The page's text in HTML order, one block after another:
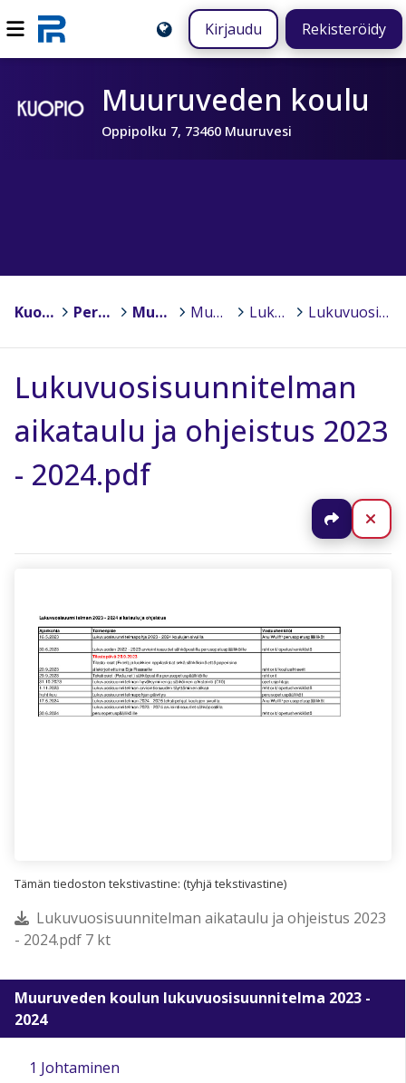
Kirjaudu Rekisteröidy
Muuruveden koulu
Oppipolku 7, 73460 Muuruvesi
Kuopio Peruskoulut Muuruveden koulu > Muuruveden koulun lukuvuosisuunnitelma 2023 - 2024 > Lukuvuosisuunnitelman aikataulu ja ohjeistus > Lukuvuosisuunnitelman aikataulu ja ohjeistus 2023 - 2024.pdf
Lukuvuosisuunnitelman
aikataulu ja ohjeistus 2023
- 2024.pdf
Jaa
Tämän tiedoston tekstivastine: (tyhjä tekstivastine)
Lukuvuosisuunnitelman aikataulu ja ohjeistus 2023
- 2024.pdf 7 kt
Muuruveden koulun lukuvuosisuunnitelma 2023 -
2024
1 Johtaminen